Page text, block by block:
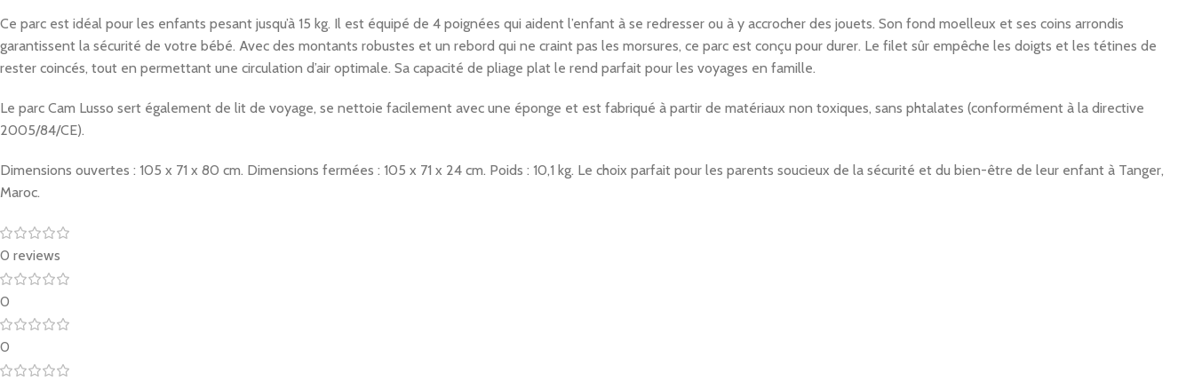
Ce parc est idéal pour les enfants pesant jusqu’à 15 kg. Il est équipé de 4 poignées qui aident l’enfant à se redresser ou à y accrocher des jouets. Son fond moelleux et ses coins arrondis
garantissent la sécurité de votre bébé. Avec des montants robustes et un rebord qui ne craint pas les morsures, ce parc est conçu pour durer. Le filet sûr empêche les doigts et les tétines de
rester coincés, tout en permettant une circulation d’air optimale. Sa capacité de pliage plat le rend parfait pour les voyages en famille.
Le parc Cam Lusso sert également de lit de voyage, se nettoie facilement avec une éponge et est fabriqué à partir de matériaux non toxiques, sans phtalates (conformément à la directive
2005/84/CE).
Dimensions ouvertes : 105 x 71 x 80 cm. Dimensions fermées : 105 x 71 x 24 cm. Poids : 10,1 kg. Le choix parfait pour les parents soucieux de la sécurité et du bien-être de leur enfant à Tanger,
Maroc.
0 reviews
0
0